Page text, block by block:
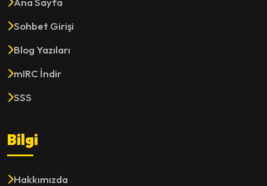
Sohbet Girişi
Blog Yazıları
mIRC İndir
SSS
Bilgi
Hakkımızda